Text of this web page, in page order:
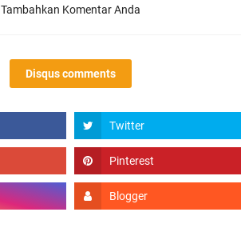
Tambahkan Komentar Anda
Disqus comments